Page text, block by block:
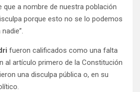
que a nombre de nuestra población
porque esto no se lo podemos
fueron calificados como una falta
al artículo primero de la Constitución
una disculpa pública o, en su